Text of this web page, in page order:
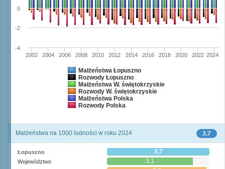
Małżeństwa Łopuszno
Rozwody Łopuszno
Małżeństwa W. świętokrzyskie
Rozwody W. świętokrzyskie
Małżeństwa Polska
Rozwody Polska
2002 2004 2006 2008 2010 2012 2014 2016 2018 2020 2022 2024
-4
-2
0
3,7
Małżeństwa na 1000 ludności w roku 2024
Łopuszno 3,7
Województwo 3,1